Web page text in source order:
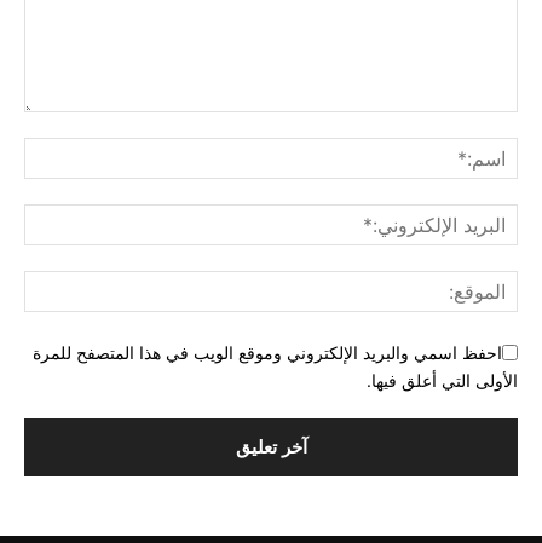
احفظ اسمي والبريد الإلكتروني وموقع الويب في هذا المتصفح للمرة
الأولى التي أعلق فيها.